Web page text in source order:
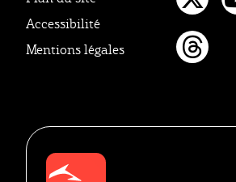
Accessibilité
Mentions légales